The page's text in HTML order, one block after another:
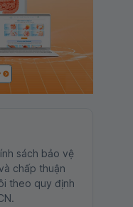
sách bảo vệ
chấp thuận
theo quy định